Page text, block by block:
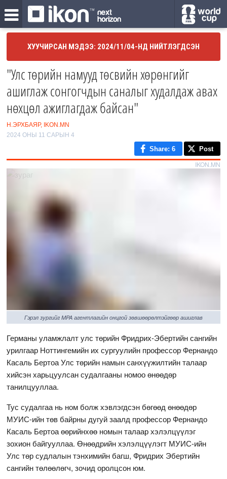
ХУУЧИРСАН МЭДЭЭ: 2024/11/04-НД НИЙТЛЭГДСЭН
"Улс төрийн намууд төсвийн хөрөнгийг
ашиглаж сонгогчдын саналыг худалдаж авах
нөхцөл ажиглагдаж байсан"
Н.ЭРХБАЯР, IKON.MN
2024 ОНЫ 11 САРЫН 4
Share: 6 Post
IKON.MN
Гэрэл зургийг MPA агентлагийн онцгой зөвшөөрөлтэйгөөр ашиглав
Германы уламжлалт улс төрийн Фридрих-Эбертийн сангийн
урилгаар Ноттингемийн их сургуулийн профессор Фернандо
Касаль Бертоа Улс төрийн намын санхүүжилтийн талаар
хийсэн харьцуулсан судалгааны номоо өнөөдөр
танилцууллаа.
Тус судалгаа нь ном болж хэвлэгдсэн бөгөөд өнөөдөр
МУИС-ийн төв байрны дугуй заалд профессор Фернандо
Касаль Бертоа өөрийнхөө номын талаар хэлэлцүүлэг
зохион байгууллаа. Өнөөдрийн хэлэлцүүлэгт МУИС-ийн
Улс төр судлалын тэнхимийн багш, Фридрих Эбертийн
сангийн төлөөлөгч, зочид оролцсон юм.